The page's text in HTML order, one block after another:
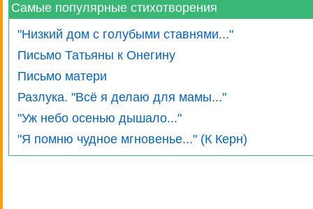
Самые популярные стихотворения
"Низкий дом с голубыми ставнями..."
Письмо Татьяны к Онегину
Письмо матери
Разлука. "Всё я делаю для мамы..."
"Уж небо осенью дышало..."
"Я помню чудное мгновенье..." (К Керн)